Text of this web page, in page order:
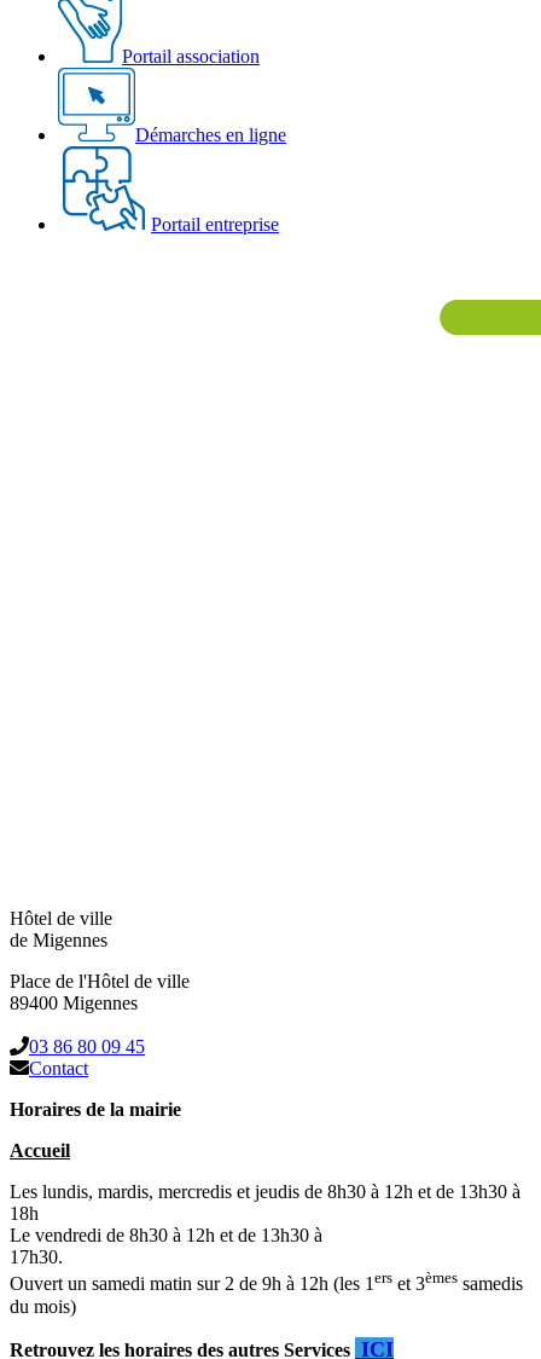
Portail association
Démarches en ligne
Portail entreprise
Hôtel de ville
de Migennes
Place de l'Hôtel de ville
89400 Migennes
03 86 80 09 45
Contact
Horaires de la mairie
Accueil
Les lundis, mardis, mercredis et jeudis de 8h30 à 12h et de 13h30 à
18h
Le vendredi de 8h30 à 12h et de 13h30 à
17h30.
Ouvert un samedi matin sur 2 de 9h à 12h (les 1ers et 3èmes samedis
du mois)
Retrouvez les horaires des autres Services ICI